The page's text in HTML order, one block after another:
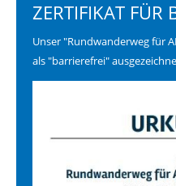
ZERTIFIKAT FÜR
Unser "Rundwanderweg für
als "barrierefrei"